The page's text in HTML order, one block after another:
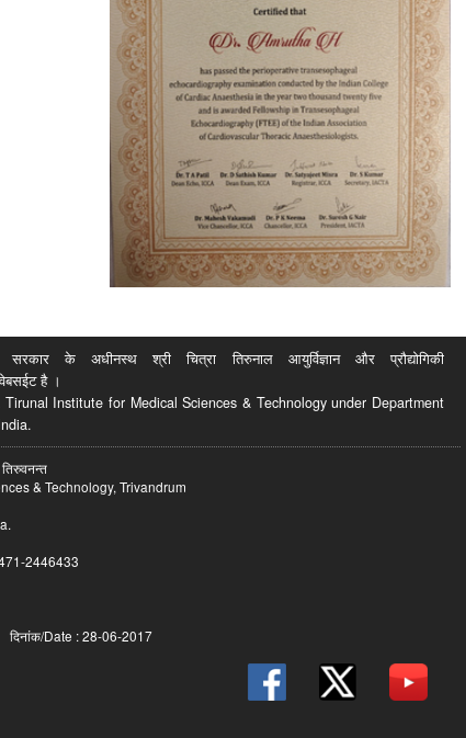
सरकार के अधीनस्थ श्री चित्रा तिरुनाल आयुर्विज्ञान और प्रौद्योगिकी
है ।
Institute for Medical Sciences & Technology under Department
तिरुवनन्त
& Technology, Trivandrum
2446433
Date : 28-06-2017